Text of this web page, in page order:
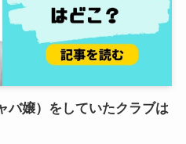
バ嬢）をしていたクラブは